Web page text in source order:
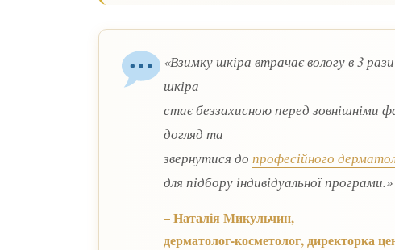
«Взимку шкіра втрачає вологу в 3
шкіра
стає беззахисною перед
догляд та
звернутися до професійного
для підбору індивідуальної програми.»
–Наталія Микульчин,
дерматолог-косметолог, директорка